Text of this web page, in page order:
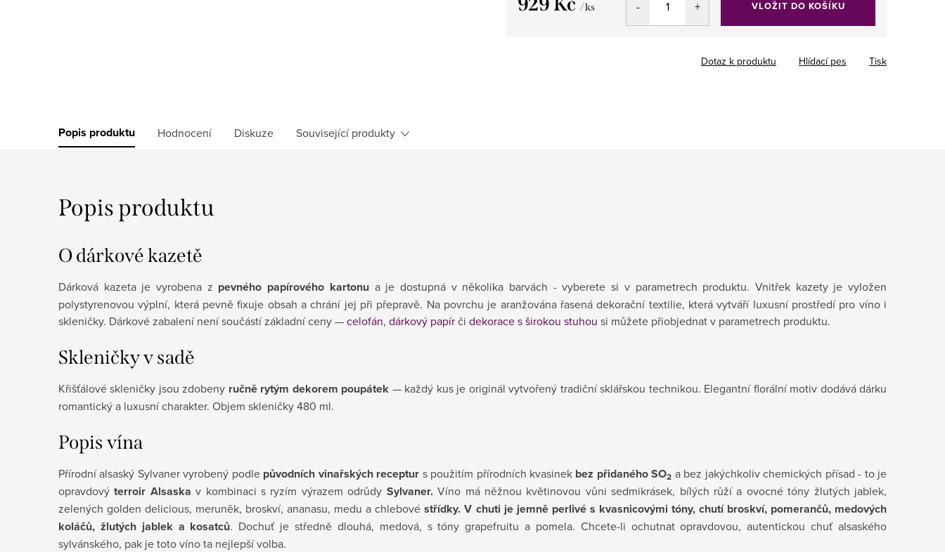
929 Kč / ks VLOŽIT DO KOŠÍKU
Tisk
Dotaz k produktu Hlídací pes
Popis produktu Hodnocení Diskuze Související produkty
Popis produktu
O dárkové kazetě
Dárková kazeta je vyrobena z pevného papírového kartonua je dostupná v několika barvách - vyberete si v parametrech produktu. Vnitřek kazety je vyložen
polystyrenovou výplní, která pevně fixuje obsah a chrání jej při přepravě. Na povrchu je aranžována řasená dekorační textilie, která vytváří luxusní prostředí pro víno i
skleničky. Dárkové zabalení není součástí základní ceny —celofán, dárkový papírči dekorace s širokou stuhou si můžete přiobjednat v parametrech produktu.
Skleničky v sadě
Křišťálové skleničky jsou zdobeny ručně rytým dekorem poupátek — každý kus je originál vytvořený tradiční sklářskou technikou. Elegantní florální motiv dodává dárku
romantický a luxusní charakter. Objem skleničky 480 ml.
Popis vína
Přírodní alsaský Sylvaner vyrobený podle původních vinařských receptur s použitím přírodních kvasinek bez přidaného SO2 a bez jakýchkoliv chemických přísad - to je
opravdovýterroir Alsaska v kombinaci s ryzím výrazem odrůdy Sylvaner.Víno má něžnou květinovou vůni sedmikrásek, bílých růží a ovocné tóny žlutých jablek,
zelených golden delicious, meruněk, broskví, ananasu, medu a chlebovéstřídky. V chuti je jemně perlivé s kvasnicovými tóny, chutí broskví, pomerančů, medových
koláčů, žlutých jablek a kosatců. Dochuť je středně dlouhá, medová, s tóny grapefruitu a pomela. Chcete-li ochutnat opravdovou, autentickou chuť alsaského
sylvánského, pak je toto víno ta nejlepší volba.